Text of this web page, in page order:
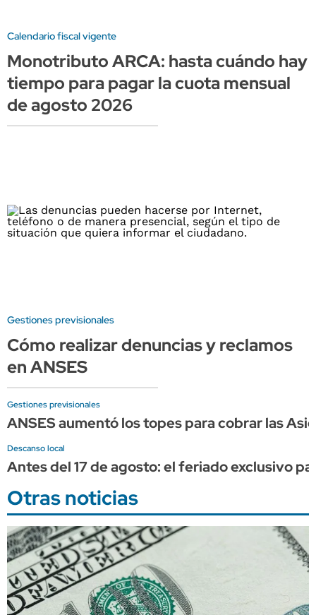
Calendario fiscal vigente
Monotributo ARCA: hasta cuándo hay
tiempo para pagar la cuota mensual
de agosto 2026
Gestiones previsionales
Cómo realizar denuncias y reclamos
en ANSES
Gestiones previsionales
ANSES aumentó los topes para cobrar las
Descanso local
Antes del 17 de agosto: el feriado exclusivo
Otras noticias